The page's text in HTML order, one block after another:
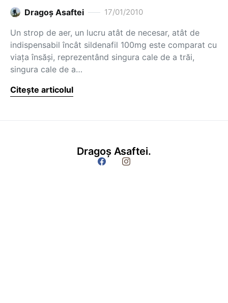
Dragoş Asaftei 17/01/2010
Un strop de aer, un lucru atât de necesar, atât de
indispensabil încât sildenafil 100mg este comparat cu
viaţa însăşi, reprezentând singura cale de a trăi,
singura cale de a…
Citește articolul
Dragoș Asaftei.